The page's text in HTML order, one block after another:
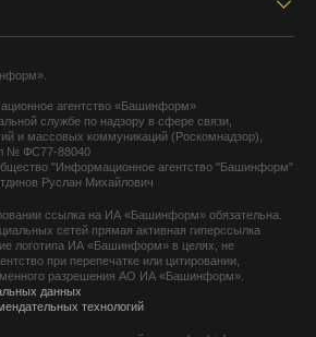
агентство «Башинформ»
службе по надзору в сфере связи,
и массовых коммуникаций (Роскомнадзор),
№ ФС77-88040
"Информационное агентство "Башинформ"
Руслан Михайлович
ссылка на ИА «Башинформ» обязательна.
сетей прямая активная гиперссылка
логотипа ИА «Башинформ» в целях, не
при перепечатке или цитировании,
разрешения АО ИА «Башинформ».
данных
технологий